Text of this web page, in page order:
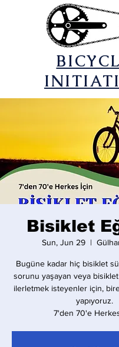
Bisiklet
Sun, Jun 29
  |
Bugüne kadar hiç bisiklet
sorunu yaşayan veya
ilerletmek isteyenler için,
yapıyoruz.
7'den 70'e